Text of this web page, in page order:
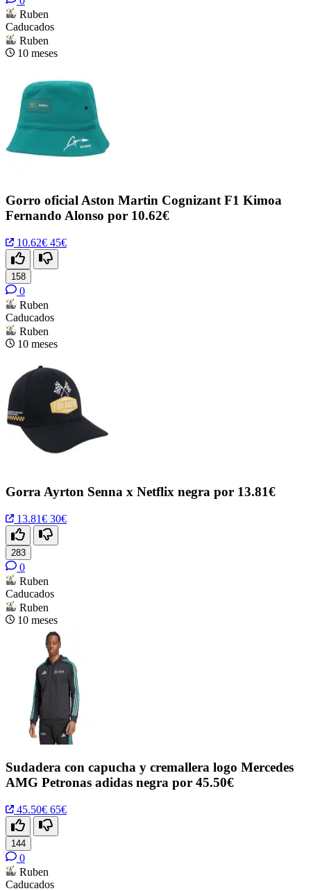
Ruben
Caducados
Ruben
10 meses
Gorro oficial Aston Martin Cognizant F1 Kimoa
Fernando Alonso por 10.62€
10.62€ 45€
158
0
Ruben
Caducados
Ruben
10 meses
Gorra Ayrton Senna x Netflix negra por 13.81€
13.81€ 30€
283
0
Ruben
Caducados
Ruben
10 meses
Sudadera con capucha y cremallera logo Mercedes
AMG Petronas adidas negra por 45.50€
45.50€ 65€
144
0
Ruben
Caducados